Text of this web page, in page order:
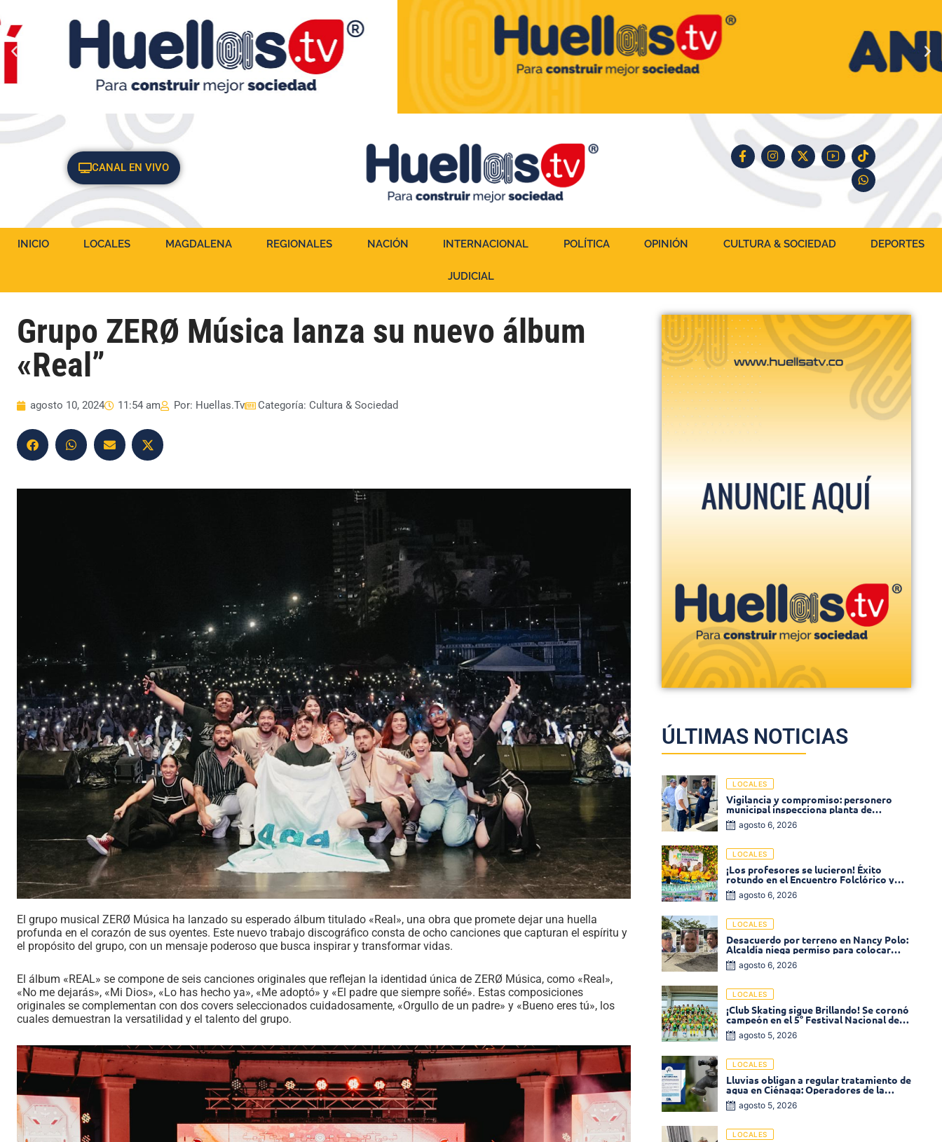
CANAL EN VIVO
INICIO LOCALES MAGDALENA REGIONALES NACIÓN INTERNACIONAL POLÍTICA OPINIÓN CULTURA & SOCIEDAD DEPORTES
JUDICIAL
Grupo ZERØ Música lanza su nuevo álbum
«Real”
agosto 10, 2024 11:54 am Por: Huellas.Tv Categoría: Cultura & Sociedad
El grupo musical ZERØ Música ha lanzado su esperado álbum titulado «Real», una obra que promete dejar una huella
profunda en el corazón de sus oyentes. Este nuevo trabajo discográfico consta de ocho canciones que capturan el espíritu y
el propósito del grupo, con un mensaje poderoso que busca inspirar y transformar vidas.
El álbum «REAL» se compone de seis canciones originales que reflejan la identidad única de ZERØ Música, como «Real»,
«No me dejarás», «Mi Dios», «Lo has hecho ya», «Me adoptó» y «El padre que siempre soñé». Estas composiciones
originales se complementan con dos covers seleccionados cuidadosamente, «Orgullo de un padre» y «Bueno eres tú», los
cuales demuestran la versatilidad y el talento del grupo.
ÚLTIMAS NOTICIAS
LOCALES
Vigilancia y compromiso: personero
municipal inspecciona planta de
tratamiento de agua
agosto 6, 2026
LOCALES
¡Los profesores se lucieron! Éxito
rotundo en el Encuentro Folclórico y
Cultural del Magisterio 2026 en Ciénaga
agosto 6, 2026
LOCALES
Desacuerdo por terreno en Nancy Polo:
Alcaldía niega permiso para colocar
venta de comidas
agosto 6, 2026
LOCALES
¡Club Skating sigue Brillando! Se coronó
campeón en el 5° Festival Nacional de
Patinaje «Soledad sobre Ruedas»
agosto 5, 2026
LOCALES
Lluvias obligan a regular tratamiento de
agua en Ciénaga: Operadores de la
Sierra anuncia baja presión en varios
sectores
agosto 5, 2026
LOCALES